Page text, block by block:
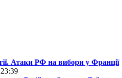
Атаки РФ на вибори у Франції